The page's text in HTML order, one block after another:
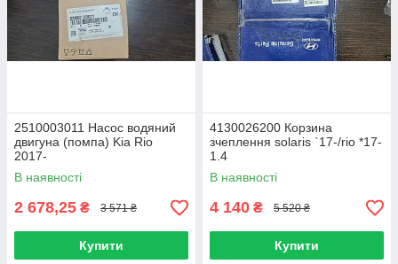
2510003011 Насос водяний
двигуна (помпа) Kia Rio
2017-
В наявності
2 678,25 ₴ 3 571 ₴
Купити
4130026200 Корзина
зчеплення solaris `17-/rio *17-
1.4
В наявності
4 140 ₴ 5 520 ₴
Купити